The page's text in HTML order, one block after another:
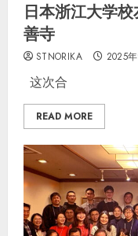
日本浙江大学
善寺
STNORIKA 2025
这次合
READ MORE